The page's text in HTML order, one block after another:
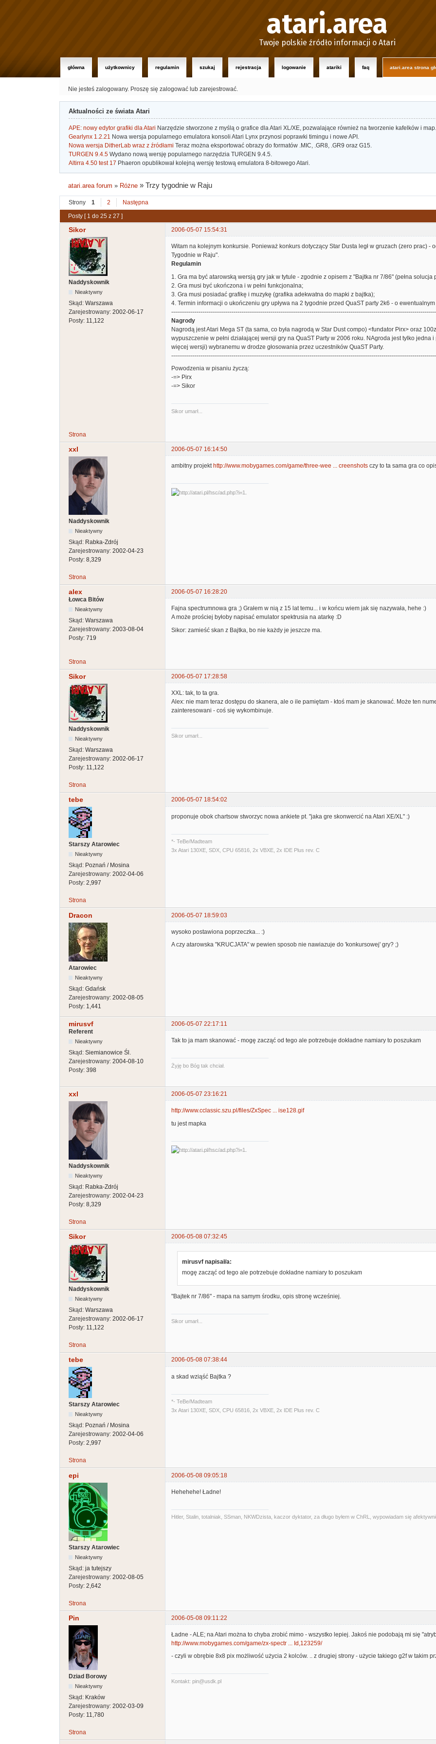
atari.area
Twoje polskie źródło informacji o Atari
główna użytkownicy regulamin szukaj rejestracja logowanie atariki faq atari.area strona
Nie jesteś zalogowany. Proszę się zalogować lub zarejestrować.
Aktualności ze świata Atari
APE: nowy edytor grafiki dla Atari Narzędzie stworzone z myślą o grafice dla Atari XL/XE, pozwalające również na tworzenie kafelków i map.
Gearlynx 1.2.21 Nowa wersja popularnego emulatora konsoli Atari Lynx przynosi poprawki timingu i nowe API.
Nowa wersja DitherLab wraz z źródłami Teraz można eksportować obrazy do formatów .MIC, .GR8, .GR9 oraz G15.
TURGEN 9.4.5 Wydano nową wersję popularnego narzędzia TURGEN 9.4.5.
Altirra 4.50 test 17 Phaeron opublikował kolejną wersję testową emulatora 8-bitowego Atari.
atari.area forum » Różne »Trzy tygodnie w Raju
Strony 1 2
Następna
Posty [ 1 do 25 z 27 ]
Sikor 2006-05-07 15:54:31
Naddyskownik
Nieaktywny
Skąd: Warszawa
Zarejestrowany: 2002-06-17
Posty: 11,122
Witam na kolejnym konkursie. Ponieważ konkurs dotyczący Star Dusta legł w gruzach (zero prac) -
Tygodnie w Raju".
Regulamin
1. Gra ma być atarowską wersją gry jak w tytule - zgodnie z opisem z "Bajtka nr 7/86" (pełna
2. Gra musi być ukończona i w pełni funkcjonalna;
3. Gra musi posiadać grafikę i muzykę (grafika adekwatna do mapki z bajtka);
4. Termin informacji o ukończeniu gry upływa na 2 tygodnie przed QuaST party 2k6 - o
Nagrody
Nagrodą jest Atari Mega ST (ta sama, co była nagrodą w Star Dust compo) <fundator Pirx> oraz
wypuszczenie w pełni działającej wersji gry na QuaST Party w 2006 roku. NAgroda jest tylko
więcej wersji) wybranemu w drodze głosowania przez uczestników QuaST Party.
Powodzenia w pisaniu życzą:
-=> Pirx
-=> Sikor
Sikor umarł...
Strona
xxl 2006-05-07 16:14:50
Naddyskownik
Nieaktywny
Skąd: Rabka-Zdrój
Zarejestrowany: 2002-04-23
Posty: 8,329
ambitny projekt http://www.mobygames.com/game/three-wee ... creenshots czy to ta sama gra co
Strona
alex
2006-05-07 16:28:20
Łowca Bitów
Nieaktywny
Skąd: Warszawa
Zarejestrowany: 2003-08-04
Posty: 719
Fajna spectrumnowa gra ;) Grałem w nią z 15 lat temu... i w końcu wiem jak się nazywała, hehe :)
A może prościej byłoby napisać emulator spektrusia na atarkę :D
Sikor: zamieść skan z Bajtka, bo nie każdy je jeszcze ma.
Strona
Sikor 2006-05-07 17:28:58
Naddyskownik
Nieaktywny
Skąd: Warszawa
Zarejestrowany: 2002-06-17
Posty: 11,122
XXL: tak, to ta gra.
Alex: nie mam teraz dostępu do skanera, ale o ile pamiętam - ktoś mam je skanować. Może ten
zainteresowani - coś się wykombinuje.
Sikor umarł...
Strona
tebe 2006-05-07 18:54:02
Starszy Atarowiec
Nieaktywny
Skąd: Poznań / Mosina
Zarejestrowany: 2002-04-06
Posty: 2,997
proponuje obok chartsow stworzyc nowa ankiete pt. "jaka gre skonwercić na Atari XE/XL" :)
*- TeBe/Madteam
3x Atari 130XE, SDX, CPU 65816, 2x VBXE, 2x IDE Plus rev. C
Strona
Dracon 2006-05-07 18:59:03
Atarowiec
Nieaktywny
Skąd: Gdańsk
Zarejestrowany: 2002-08-05
Posty: 1,441
wysoko postawiona poprzeczka... :)
A czy atarowska "KRUCJATA" w pewien sposob nie nawiazuje do 'konkursowej' gry? ;)
mirusvf
2006-05-07 22:17:11
Referent
Nieaktywny
Skąd: Siemianowice Śl.
Zarejestrowany: 2004-08-10
Posty: 398
Tak to ja mam skanować - mogę zacząć od tego ale potrzebuje dokładne namiary to poszukam
Żyję bo Bóg tak chciał.
xxl 2006-05-07 23:16:21
Naddyskownik
Nieaktywny
Skąd: Rabka-Zdrój
Zarejestrowany: 2002-04-23
Posty: 8,329
http://www.cclassic.szu.pl/files/ZxSpec ... ise128.gif
tu jest mapka
Strona
Sikor 2006-05-08 07:32:45
Naddyskownik
Nieaktywny
Skąd: Warszawa
Zarejestrowany: 2002-06-17
Posty: 11,122
mirusvf napisał/a:
mogę zacząć od tego ale potrzebuje dokładne namiary to poszukam
"Bajtek nr 7/86" - mapa na samym środku, opis stronę wcześniej.
Sikor umarł...
Strona
tebe 2006-05-08 07:38:44
Starszy Atarowiec
Nieaktywny
Skąd: Poznań / Mosina
Zarejestrowany: 2002-04-06
Posty: 2,997
a skad wziąść Bajtka ?
*- TeBe/Madteam
3x Atari 130XE, SDX, CPU 65816, 2x VBXE, 2x IDE Plus rev. C
Strona
epi 2006-05-08 09:05:18
Starszy Atarowiec
Nieaktywny
Skąd: ja tutejszy
Zarejestrowany: 2002-08-05
Posty: 2,642
Hehehehe! Ładne!
Hitler, Stalin, totalniak, SSman, NKWDzista, kaczor dyktator, za długo byłem w ChRL, wypowiadam się
Strona
Pin 2006-05-08 09:11:22
Dziad Borowy
Nieaktywny
Skąd: Kraków
Zarejestrowany: 2002-03-09
Posty: 11,780
Ładne - ALE; na Atari można to chyba zrobić mimo - wszystko lepiej. Jakoś nie podobają mi się
http://www.mobygames.com/game/zx-spectr ... Id,123259/
- czyli w obrębie 8x8 pix możliwość użycia 2 kolców. .. z drugiej strony - użycie takiego g2f w takim
Kontakt: pin@usdk.pl
Strona